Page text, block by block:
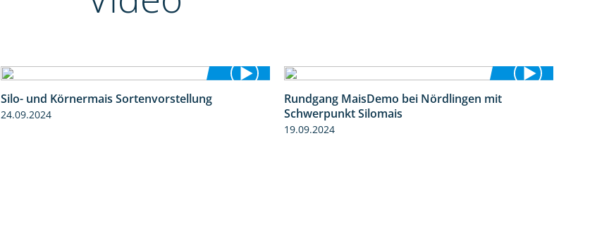
Silo- und Körnermais Sortenvorstellung
24.09.2024
Rundgang MaisDemo bei Nördlingen mit
Schwerpunkt Silomais
19.09.2024